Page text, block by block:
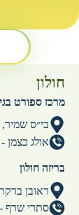
חולון
מרכז ספורט
בי״ס שמיר,
אולג כצמן - 054-5704486
בריזה חולון
ראובן ברקת 9,
סתרי שרף - 050-2129902